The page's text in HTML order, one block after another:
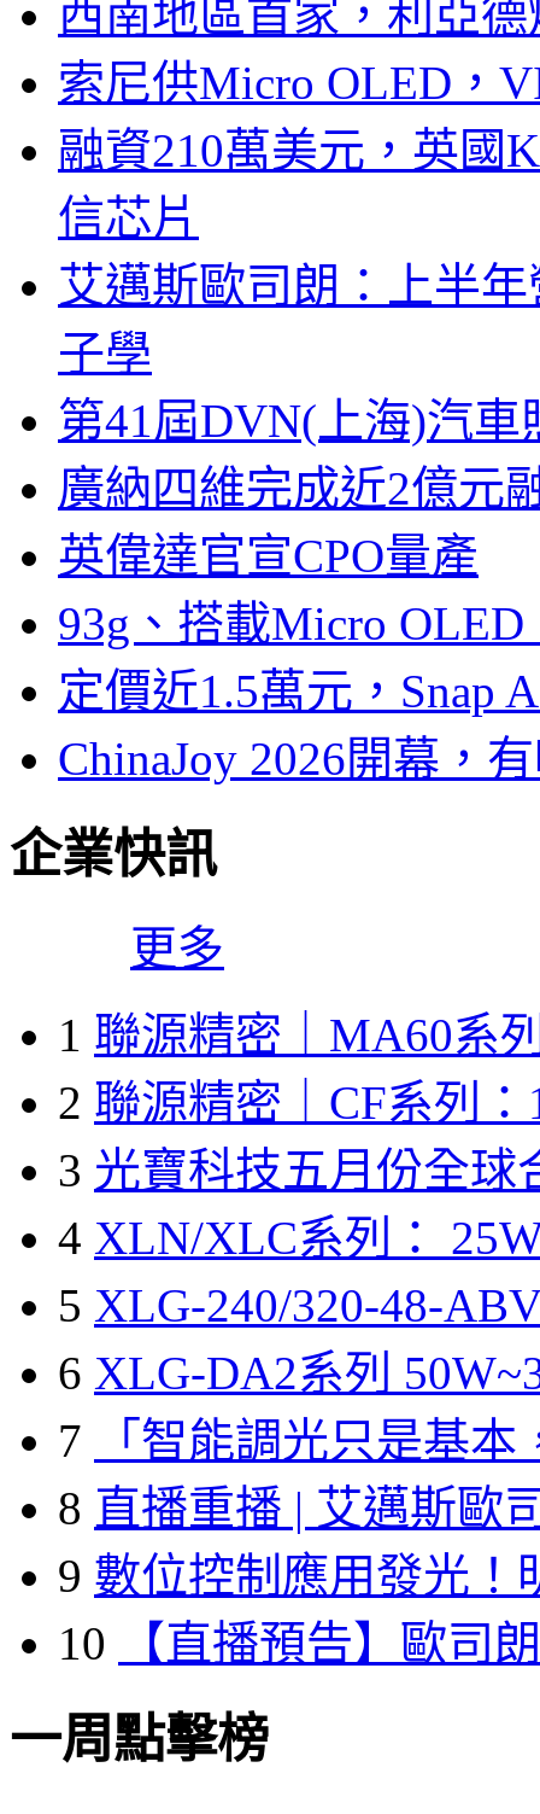
西南地區首家，利亞
索尼供Micro OLED，
融資210萬美元，英國
信芯片
艾邁斯歐司朗：上半
子學
第41屆DVN(上海)汽
廣納四維完成近2億元
英偉達官宣CPO量產
93g、搭載Micro
定價近1.5萬元，Snap
ChinaJoy 2026開幕，
企業快訊
更多
1 聯源精密｜MA60系
2 聯源精密｜CF系列：
3 光寶科技五月份全球
4 XLN/XLC系列：
5 XLG-240/320-48-
6 XLG-DA2系列
7
「智能調光只是基本
8 直播重播 | 艾邁斯歐
9 數位控制應用發光！
10
【直播預告】歐司
一周點擊榜